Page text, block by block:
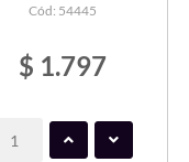
Cód: 54445
$ 1.797